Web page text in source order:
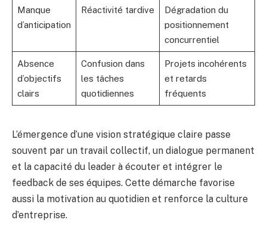
Manque
d’anticipation
Réactivité tardive
Dégradation du
positionnement
concurrentiel
Absence
d’objectifs
clairs
Confusion dans
les tâches
quotidiennes
Projets incohérents
et retards
fréquents
L’émergence d’une vision stratégique claire passe
souvent par un travail collectif, un dialogue permanent
et la capacité du leader à écouter et intégrer le
feedback de ses équipes. Cette démarche favorise
aussi la motivation au quotidien et renforce la culture
d’entreprise.